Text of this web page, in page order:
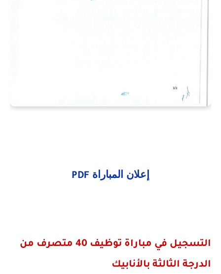
إعلان المباراة PDF
التسجيل في مباراة توظيف 40 متصرف من
الدرجة الثالثة بالأنابيك